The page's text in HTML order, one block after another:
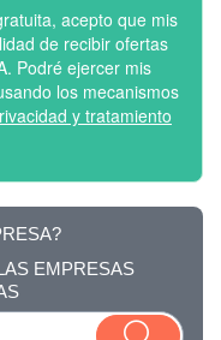
acepto que mis
de recibir ofertas
Podré ejercer mis
los mecanismos
y tratamiento
EMPRESAS